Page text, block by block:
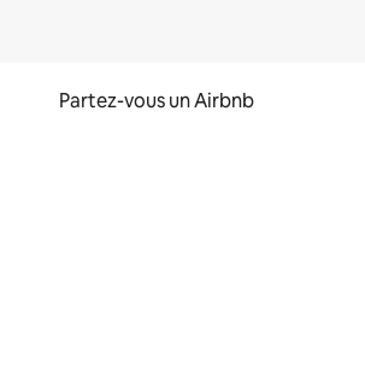
Partez-vous un Airbnb